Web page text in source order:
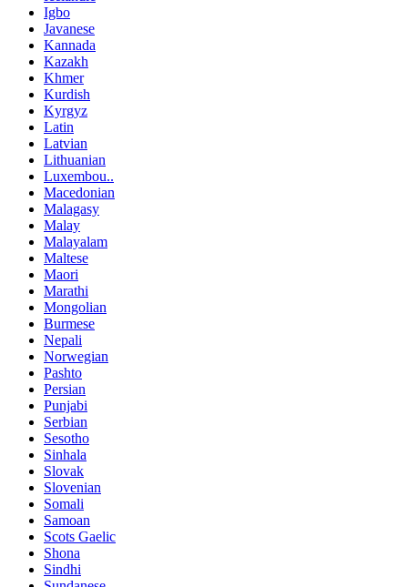
Igbo
Javanese
Kannada
Kazakh
Khmer
Kurdish
Kyrgyz
Latin
Latvian
Lithuanian
Luxembou..
Macedonian
Malagasy
Malay
Malayalam
Maltese
Maori
Marathi
Mongolian
Burmese
Nepali
Norwegian
Pashto
Persian
Punjabi
Serbian
Sesotho
Sinhala
Slovak
Slovenian
Somali
Samoan
Scots Gaelic
Shona
Sindhi